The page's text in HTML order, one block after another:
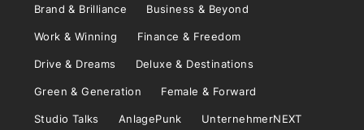
Brand & Brilliance Business & Beyond
Work & Winning Finance & Freedom
Drive & Dreams Deluxe & Destinations
Green & Generation Female & Forward
Studio Talks AnlagePunk UnternehmerNEXT